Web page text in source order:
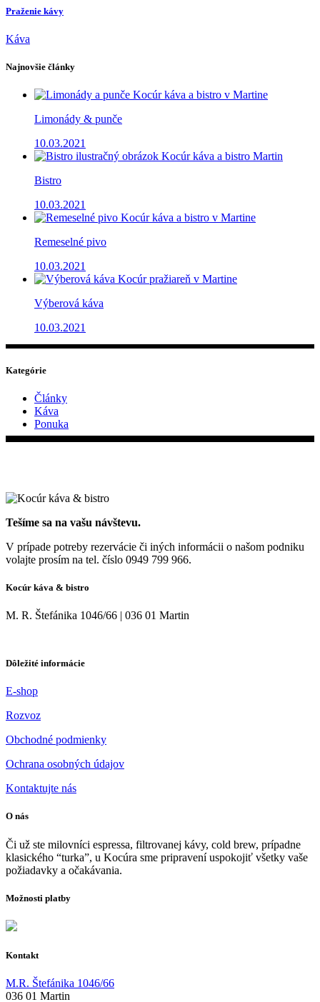
Praženie kávy
Káva
Najnovšie články
Limonády & punče
10.03.2021
Bistro
10.03.2021
Remeselné pivo
10.03.2021
Výberová káva
10.03.2021
Kategórie
Články
Káva
Ponuka
Tešíme sa na vašu návštevu.
V prípade potreby rezervácie či iných informácii o našom podniku
volajte prosím na tel. číslo 0949 799 966.
Kocúr káva & bistro
M. R. Štefánika 1046/66 | 036 01 Martin
Dôležité informácie
E-shop
Rozvoz
Obchodné podmienky
Ochrana osobných údajov
Kontaktujte nás
O nás
Či už ste milovníci espressa, filtrovanej kávy, cold brew, prípadne
klasického “turka”, u Kocúra sme pripravení uspokojiť všetky vaše
požiadavky a očakávania.
Možnosti platby
Kontakt
M.R. Štefánika 1046/66
036 01 Martin